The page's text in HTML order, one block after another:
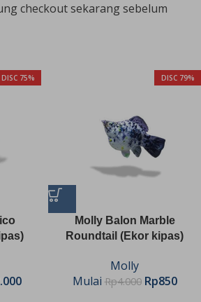
checkout sekarang sebelum
DISC 75% DISC 79%
Molly Balon Marble
Roundtail (Ekor kipas)
Molly
Mulai Rp4.000 Rp850